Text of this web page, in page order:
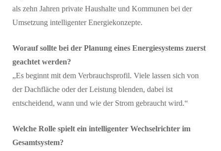
als zehn Jahren private Haushalte und Kommunen bei der
Umsetzung intelligenter Energiekonzepte.
Worauf sollte bei der Planung eines Energiesystems zuerst
geachtet werden?
„Es beginnt mit dem Verbrauchsprofil. Viele lassen sich von
der Dachfläche oder der Leistung blenden, dabei ist
entscheidend, wann und wie der Strom gebraucht wird.“
Welche Rolle spielt ein intelligenter Wechselrichter im
Gesamtsystem?